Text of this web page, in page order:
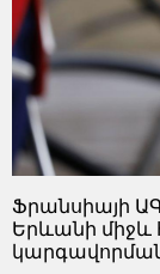
Ֆրանսիայի
Երևանի միջև